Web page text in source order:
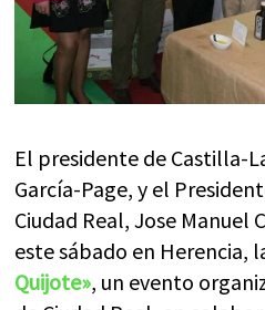
El presidente de Castilla-
García-Page, y el
Ciudad Real, Jose Manuel
este sábado en Herencia,
Quijote», un evento